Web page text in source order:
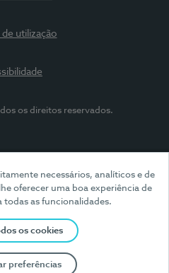
necessários, analíticos e de
oferecer uma boa experiência de
todas as funcionalidades.
os cookies
preferências
de utilização
os direitos reservados.